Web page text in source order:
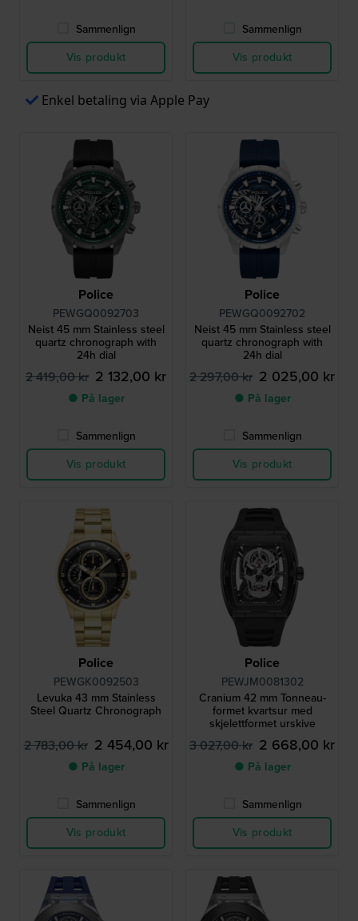
Sammenlign
Vis produkt
Sammenlign
Vis produkt
Enkel betaling via Apple Pay
Police
PEWGQ0092703
Neist 45 mm Stainless steel
quartz chronograph with
24h dial
2 419,00 kr 2 132,00 kr
● På lager
Sammenlign
Vis produkt
Police
PEWGQ0092702
Neist 45 mm Stainless steel
quartz chronograph with
24h dial
2 297,00 kr 2 025,00 kr
● På lager
Sammenlign
Vis produkt
Police
PEWGK0092503
Levuka 43 mm Stainless
Steel Quartz Chronograph
2 783,00 kr 2 454,00 kr
● På lager
Sammenlign
Vis produkt
Police
PEWJM0081302
Cranium 42 mm Tonneau-
formet kvartsur med
skjelettformet urskive
3 027,00 kr 2 668,00 kr
● På lager
Sammenlign
Vis produkt